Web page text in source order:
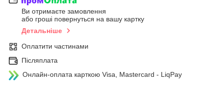
Ви отримаєте замовлення
або гроші повернуться на вашу картку
Детальніше
Оплатити частинами
Післяплата
Онлайн-оплата карткою Visa, Mastercard - LiqPay